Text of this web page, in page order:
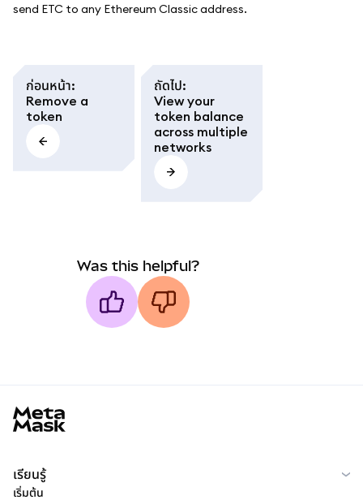
send ETC to any Ethereum Classic address.
ก่อนหน้า:
Remove a
token
ถัดไป:
View your
token balance
across multiple
networks
Was this helpful?
เรียนรู้
เริ่มต้น